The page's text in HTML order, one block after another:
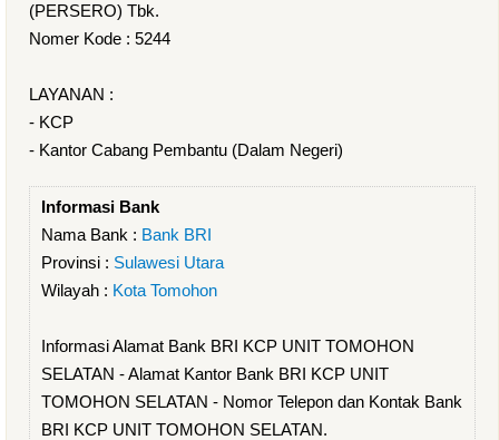
(PERSERO) Tbk.
Nomer Kode : 5244
LAYANAN :
- KCP
- Kantor Cabang Pembantu (Dalam Negeri)
Informasi Bank
Nama Bank : Bank BRI
Provinsi : Sulawesi Utara
Wilayah : Kota Tomohon
Informasi Alamat Bank BRI KCP UNIT TOMOHON
SELATAN - Alamat Kantor Bank BRI KCP UNIT
TOMOHON SELATAN - Nomor Telepon dan Kontak Bank
BRI KCP UNIT TOMOHON SELATAN.